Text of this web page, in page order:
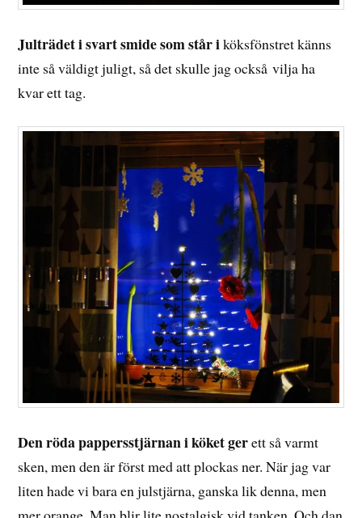
Julträdet i svart smide som står iköksfönstret känns
inte så väldigt juligt, så det skulle jag också vilja ha
kvar ett tag.
Den röda pappersstjärnan i köket gerett så varmt
sken, men den är först med att plockas ner. När jag var
liten hade vi bara en julstjärna, ganska lik denna, men